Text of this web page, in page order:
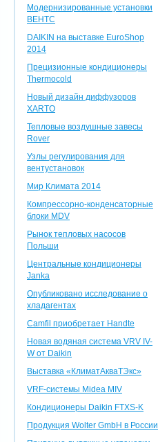
Модернизированные установки
ВЕНТС
DAIKIN на выставке EuroShop
2014
Прецизионные кондиционеры
Thermocold
Новый дизайн диффузоров
XARTO
Тепловые воздушные завесы
Rover
Узлы регулирования для
вентустановок
Мир Климата 2014
Компрессорно-конденсаторные
блоки MDV
Рынок тепловых насосов
Польши
Центральные кондиционеры
Janka
Опубликовано исследование о
хладагентах
Camfil приобретает Handte
Новая водяная система VRV IV-
W от Daikin
Выставка «КлиматАкваТЭкс»
VRF-системы Midea MIV
Кондиционеры Daikin FTXS-K
Продукция Wolter GmbH в России